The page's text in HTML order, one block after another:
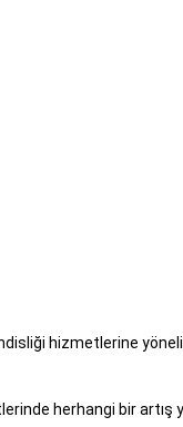
hizmetlerine
herhangi bir